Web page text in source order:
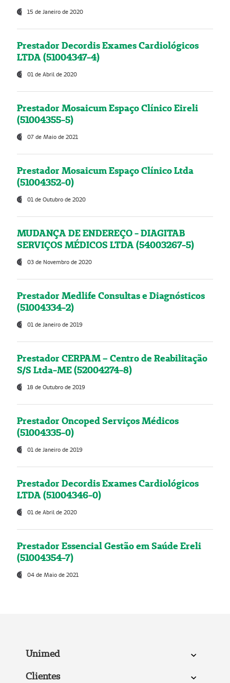
15 de Janeiro de 2020
Prestador Decordis Exames Cardiológicos
LTDA (51004347-4)
01 de Abril de 2020
Prestador Mosaicum Espaço Clínico Eireli
(51004355-5)
07 de Maio de 2021
Prestador Mosaicum Espaço Clínico Ltda
(51004352-0)
01 de Outubro de 2020
MUDANÇA DE ENDEREÇO - DIAGITAB
SERVIÇOS MÉDICOS LTDA (54003267-5)
03 de Novembro de 2020
Prestador Medlife Consultas e Diagnósticos
(51004334-2)
01 de Janeiro de 2019
Prestador CERPAM – Centro de Reabilitação
S/S Ltda-ME (52004274-8)
18 de Outubro de 2019
Prestador Oncoped Serviços Médicos
(51004335-0)
01 de Janeiro de 2019
Prestador Decordis Exames Cardiológicos
LTDA (51004346-0)
01 de Abril de 2020
Prestador Essencial Gestão em Saúde Ereli
(51004354-7)
04 de Maio de 2021
Unimed
Clientes